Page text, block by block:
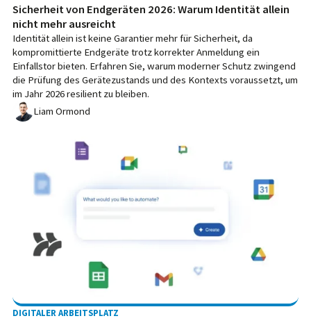
Sicherheit von Endgeräten 2026: Warum Identität allein
nicht mehr ausreicht
Identität allein ist keine Garantier mehr für Sicherheit, da
kompromittierte Endgeräte trotz korrekter Anmeldung ein
Einfallstor bieten. Erfahren Sie, warum moderner Schutz zwingend
die Prüfung des Gerätezustands und des Kontexts voraussetzt, um
im Jahr 2026 resilient zu bleiben.
Liam Ormond
DIGITALER ARBEITSPLATZ